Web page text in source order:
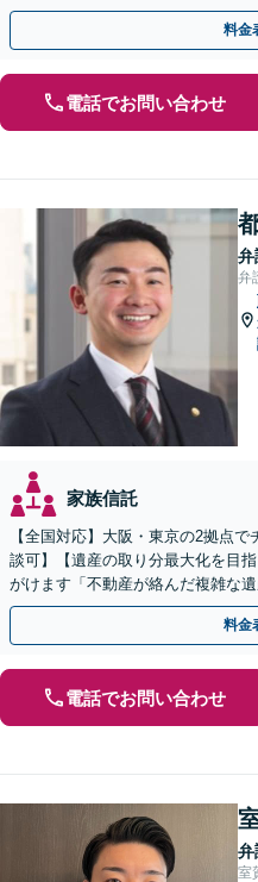
携【出張相談】【夜間・休日面談
料金
電話でお問い合わせ
弁
弁
家族信託
【全国対応】大阪・東京の2拠点
談可】【遺産の取り分最大化を目
がけます「不動産が絡んだ複雑な
執行／事業承継など、お任せくだ
料金
電話でお問い合わせ
弁
室